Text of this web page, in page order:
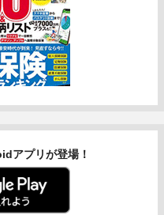
アプリが登場！